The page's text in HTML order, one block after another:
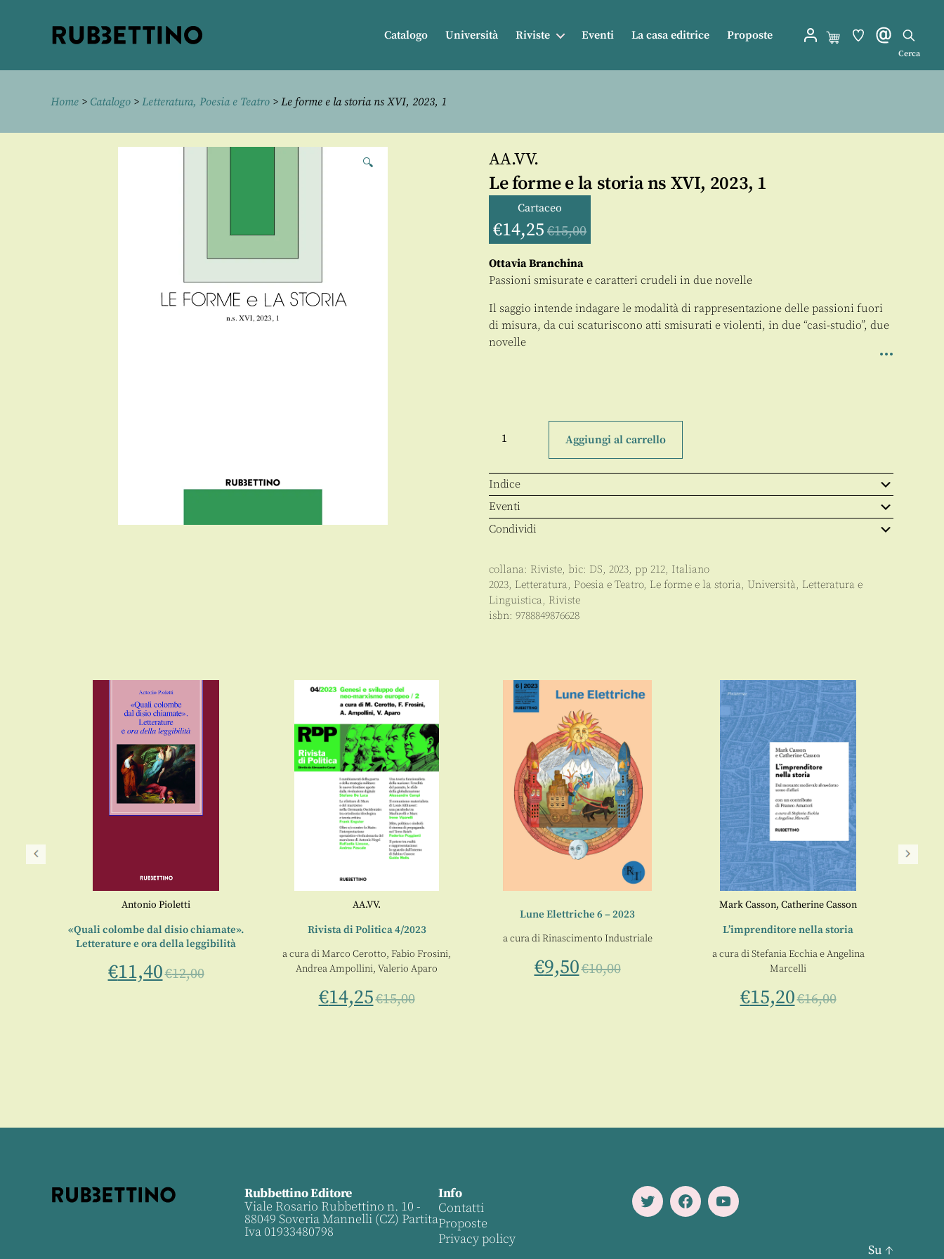
Catalogo Università Riviste Eventi La casa editrice Proposte
Cerca
Home > Catalogo > Letteratura, Poesia e Teatro > Le forme e la storia ns XVI, 2023, 1
🔍 AA.VV.
Le forme e la storia ns XVI, 2023, 1
Cartaceo
€14,25 €15,00
Ottavia Branchina
Passioni smisurate e caratteri crudeli in due novelle
Il saggio intende indagare le modalità di rappresentazione delle passioni fuori
di misura, da cui scaturiscono atti smisurati e violenti, in due “casi-studio”, due
novelle
forme
storia
ns
XVI,
2023,
1
quantità
Aggiungi al carrello
Indice
Eventi
Condividi
collana: Riviste, bic: DS, 2023, pp 212, Italiano
2023, Letteratura, Poesia e Teatro, Le forme e la storia, Università, Letteratura e
Linguistica, Riviste
isbn: 9788849876628
Antonio Pioletti
«Quali colombe dal disio chiamate».
Letterature e ora della leggibilità
€11,40€12,00
AA.VV.
Rivista di Politica 4/2023
a cura diMarco Cerotto, Fabio Frosini,
Andrea Ampollini, Valerio Aparo
€14,25€15,00
Lune Elettriche 6 – 2023
a cura diRinascimento Industriale
€9,50€10,00
Mark Casson, Catherine Casson
L’imprenditore nella storia
a cura diStefania EcchiaeAngelina
Marcelli
€15,20€16,00
Rubbettino Editore
Viale Rosario Rubbettino n. 10 -
88049 Soveria Mannelli (CZ) Partita
Iva 01933480798
Info
Contatti
Proposte
Privacy policy
TwitterFacebookYoutube
Su ↑